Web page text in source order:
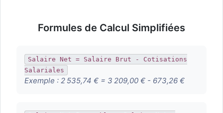
Formules de Calcul Simplifiées
Salaire Net = Salaire Brut - Cotisations
Salariales
Exemple : 2 535,74 € = 3 209,00 € - 673,26 €